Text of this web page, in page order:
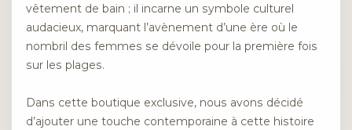
vêtement de bain ; il incarne un symbole culturel
audacieux, marquant l’avènement d’une ère où le
nombril des femmes se dévoile pour la première fois
sur les plages.
Dans cette boutique exclusive, nous avons décidé
d’ajouter une touche contemporaine à cette histoire